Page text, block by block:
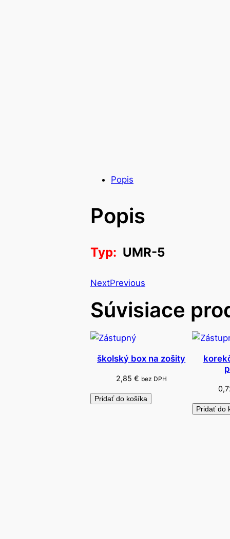
Popis
Popis
Typ: UMR-5
NextPrevious
Súvisiace
školský box na zošity
2,85 € bez DPH
Pridať do košíka
Pridať do